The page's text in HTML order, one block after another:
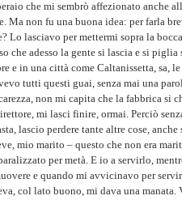
che mi sembrò affezionato anche
Ma non fu una buona idea: per farla
Lo lasciavo per mettermi sopra la
che adesso la gente si lascia e si piglia
e in una città come Caltanissetta, sa,
tutti questi guai, senza mai una
non mi capita che la fabbrica si
mi lasci finire, ormai. Perciò
lascio perdere tante altre cose, anche
mio marito – questo che non era
per metà. E io a servirlo,
e quando mi avvicinavo per
col lato buono, mi dava una manata.